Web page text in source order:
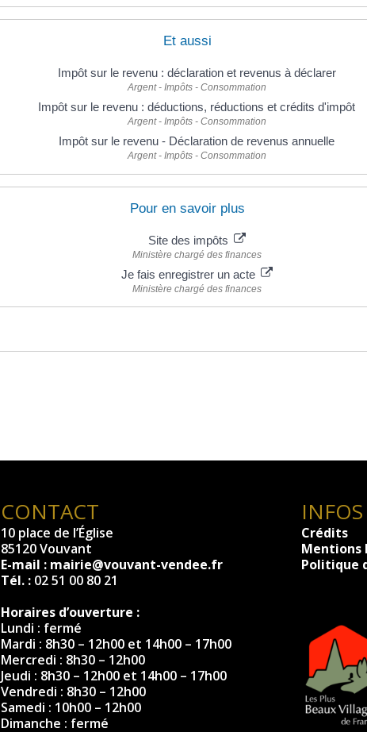
Et aussi
Impôt sur le revenu : déclaration et revenus à déclarer
Argent - Impôts - Consommation
Impôt sur le revenu : déductions, réductions et crédits d'impôt
Argent - Impôts - Consommation
Impôt sur le revenu - Déclaration de revenus annuelle
Argent - Impôts - Consommation
Pour en savoir plus
Site des impôts
Ministère chargé des finances
Je fais enregistrer un acte
Ministère chargé des finances
CONTACT
10 place de l’Église
85120 Vouvant
E-mail : mairie@vouvant-vendee.fr
Tél. :02 51 00 80 21
Horaires d’ouverture :
Lundi : fermé
Mardi : 8h30 – 12h00 et 14h00 – 17h00
Mercredi : 8h30 – 12h00
Jeudi : 8h30 – 12h00 et 14h00 – 17h00
Vendredi : 8h30 – 12h00
Samedi : 10h00 – 12h00
Dimanche : fermé
Crédits
Mentions
Politique